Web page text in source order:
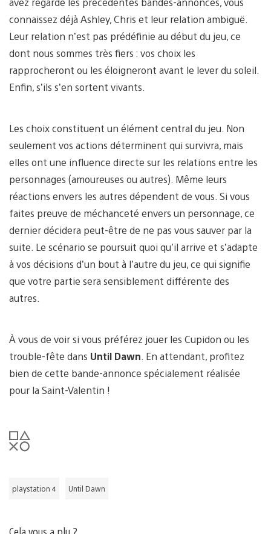
connaissez déjà Ashley, Chris et leur relation ambiguë.
Leur relation n’est pas prédéfinie au début du jeu, ce
dont nous sommes très fiers : vos choix les
rapprocheront ou les éloigneront avant le lever du soleil.
Enfin, s’ils s’en sortent vivants.
Les choix constituent un élément central du jeu. Non
seulement vos actions déterminent qui survivra, mais
elles ont une influence directe sur les relations entre les
personnages (amoureuses ou autres). Même leurs
réactions envers les autres dépendent de vous. Si vous
faites preuve de méchanceté envers un personnage, ce
dernier décidera peut-être de ne pas vous sauver par la
suite. Le scénario se poursuit quoi qu’il arrive et s’adapte
à vos décisions d’un bout à l’autre du jeu, ce qui signifie
que votre partie sera sensiblement différente des
autres.
À vous de voir si vous préférez jouer les Cupidon ou les
trouble-fête dans Until Dawn . En attendant, profitez
bien de cette bande-annonce spécialement réalisée
pour la Saint-Valentin !
playstation 4 Until Dawn